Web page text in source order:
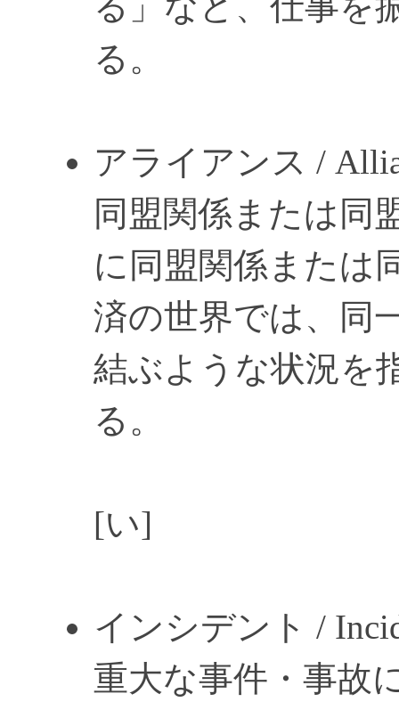
る。
アライアンス /
同盟関係または同
に同盟関係または
済の世界では、同
結ぶような状況を
る。
[い]
インシデント /
重大な事件・事故